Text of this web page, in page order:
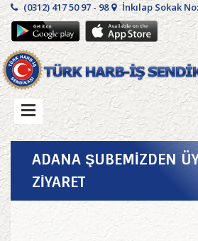
(0312) 417 50 97 - 98 İnkılap Sokak
ADANA ŞUBEMİZDEN
ZİYARET